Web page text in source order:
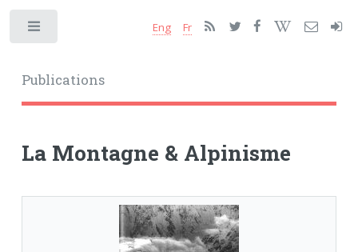
Publications
Eng Fr
La Montagne & Alpinisme